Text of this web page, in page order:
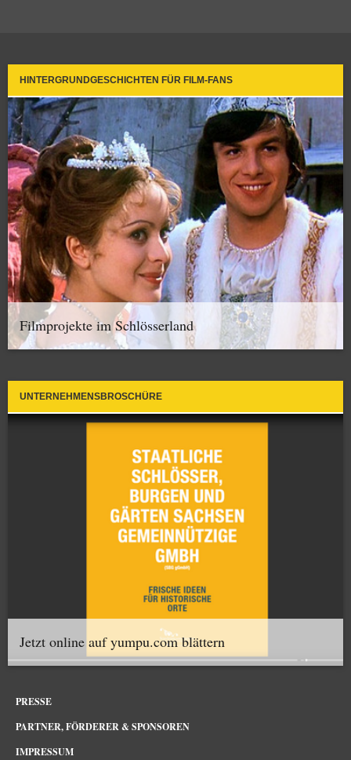
HINTERGRUNDGESCHICHTEN FÜR FILM-FANS
Filmprojekte im Schlösserland
UNTERNEHMENSBROSCHÜRE
Jetzt online auf yumpu.com blättern
PRESSE
PARTNER, FÖRDERER & SPONSOREN
IMPRESSUM